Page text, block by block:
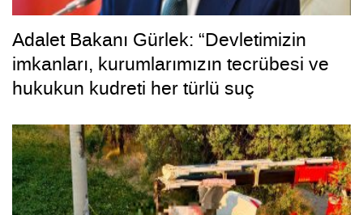
Adalet Bakanı Gürlek: “Devletimizin
imkanları, kurumlarımızın tecrübesi ve
hukukun kudreti her türlü suç